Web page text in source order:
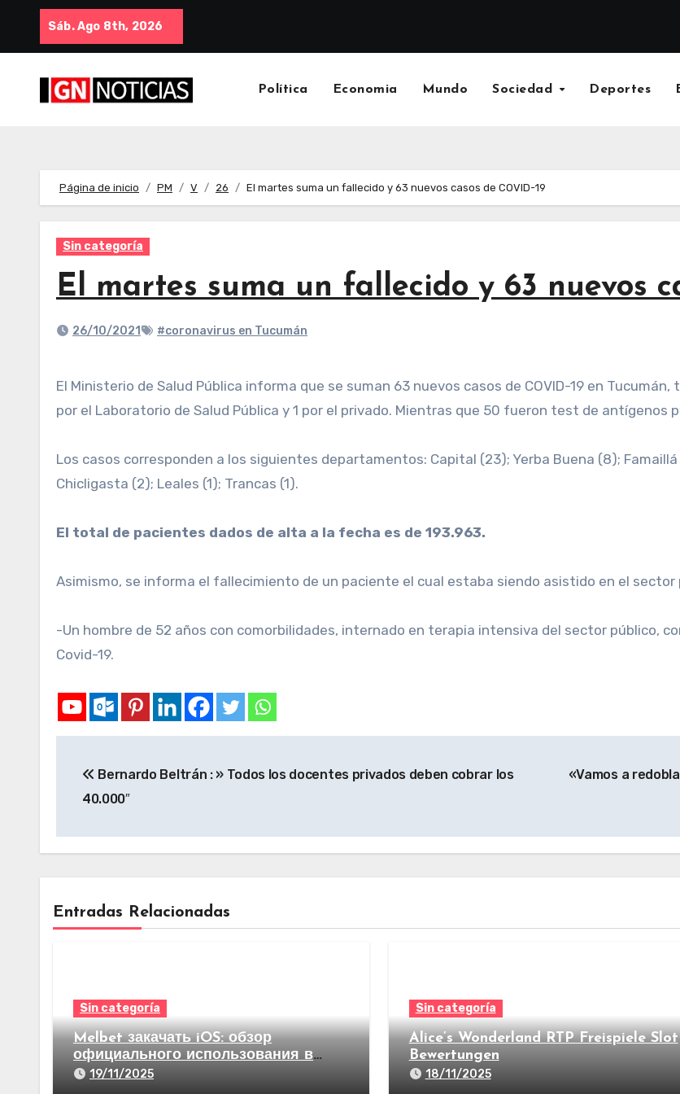
Sáb. Ago 8th, 2026
Política Economia Mundo Sociedad Deportes
Página de inicio PM V 26 El martes suma un fallecido y 63 nuevos casos de COVID-19
Sin categoría
El martes suma un fallecido y 63 nuevos
26/10/2021 #coronavirus en Tucumán
El Ministerio de Salud Pública informa que se suman 63 nuevos casos de COVID-19 en Tucumán, totalizando 199.263. De los cuales 12 fueron procesados
por el Laboratorio de Salud Pública y 1 por el privado. Mientras que 50 fueron test de antígenos
Los casos corresponden a los siguientes departamentos: Capital (23); Yerba Buena (8);
Chicligasta (2); Leales (1); Trancas (1).
El total de pacientes dados de alta a la fecha es de 193.963.
Asimismo, se informa el fallecimiento de un paciente el cual estaba siendo asistido en el sector
-Un hombre de 52 años con comorbilidades, internado en terapia intensiva del sector público,
Covid-19.
Bernardo Beltrán : » Todos los docentes privados deben cobrar los
40.000″
«Vamos a
Entradas Relacionadas
Sin categoría
Melbet закачать iOS: обзор
официального использования в
видах став на спорт а еще казино
19/11/2025
Sin categoría
Alice’s Wonderland RTP Freispiele Slot
Bewertungen
18/11/2025